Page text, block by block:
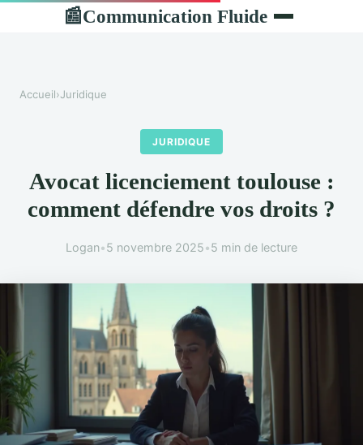
📰Communication Fluide
Accueil›Juridique
JURIDIQUE
Avocat licenciement toulouse :
comment défendre vos droits ?
Logan•5 novembre 2025•5 min de lecture